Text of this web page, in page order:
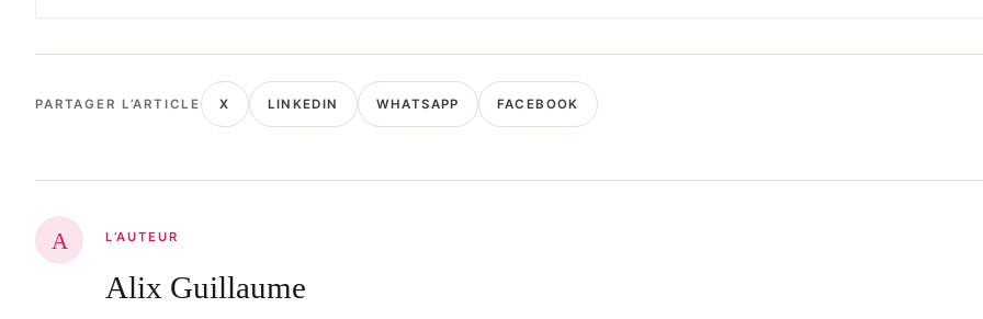
PARTAGER L’ARTICLE X LINKEDIN WHATSAPP FACEBOOK
A L’AUTEUR
Alix Guillaume